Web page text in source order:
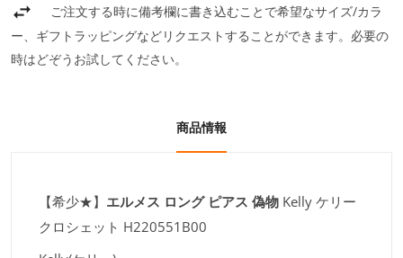
ご注文する時に備考欄に書き込むことで希望なサイズ/カラ
ー、ギフトラッピングなどリクエストすることができます。必要の
時はどぞうお試してください。
商品情報
【希少★】 エルメス ロング ピアス 偽物 Kelly ケリー
クロシェット H220551B00